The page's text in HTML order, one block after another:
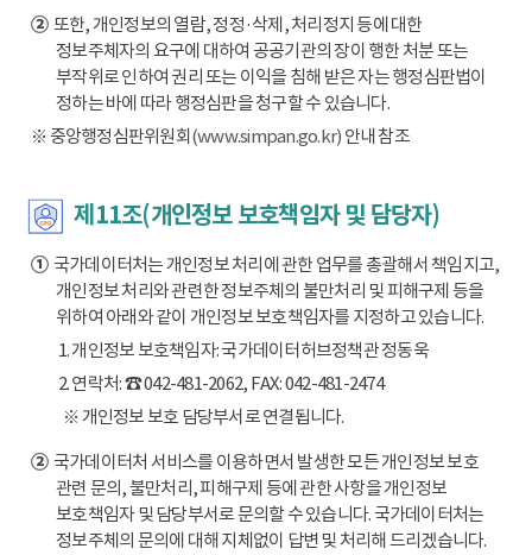
②또한, 개인정보의 열람, 정정·삭제, 처리정지 등에 대한
정보주체자의 요구에 대하여 공공기관의 장이 행한 처분 또는
부작위로 인하여 권리 또는 이익을 침해 받은 자는 행정심판법이
정하는 바에 따라 행정심판을 청구할 수 있습니다.
※ 중앙행정심판위원회(www.simpan.go.kr) 안내 참조
제11조(개인정보 보호책임자 및 담당자)
①국가데이터처는 개인정보 처리에 관한 업무를 총괄해서 책임지고,
개인정보 처리와 관련한 정보주체의 불만처리 및 피해구제 등을
위하여 아래와 같이 개인정보 보호책임자를 지정하고 있습니다.
1. 개인정보 보호책임자: 국가데이터허브정책관 정동욱
2. 연락처: ☎ 042-481-2062, FAX: 042-481-2474
※ 개인정보 보호 담당부서로 연결됩니다.
②국가데이터처 서비스를 이용하면서 발생한 모든 개인정보 보호
관련 문의, 불만처리, 피해구제 등에 관한 사항을 개인정보
보호책임자 및 담당부서로 문의할 수 있습니다. 국가데이터처는
정보주체의 문의에 대해 지체없이 답변 및 처리해 드리겠습니다.